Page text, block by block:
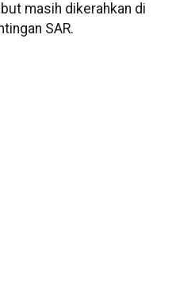
masih dikerahkan di
SAR.